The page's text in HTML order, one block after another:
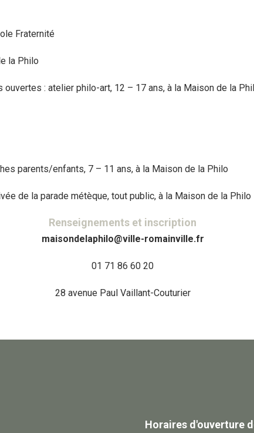
Fraternité
la Philo
: atelier philo-art, 12 – 17 ans, à la Maison de la
parents/enfants, 7 – 11 ans, à la Maison de la Philo
de la parade métèque, tout public, à la Maison de la Philo
Renseignements et inscription
maisondelaphilo@ville-romainville.fr
01 71 86 60 20
28 avenue Paul Vaillant-Couturier
Horaires d'ouverture